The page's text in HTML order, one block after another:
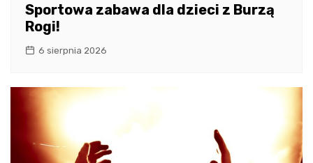
Sportowa zabawa dla dzieci z Burzą
Rogi!
6 sierpnia 2026